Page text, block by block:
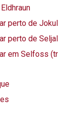
perto de
perto de
em Selfoss